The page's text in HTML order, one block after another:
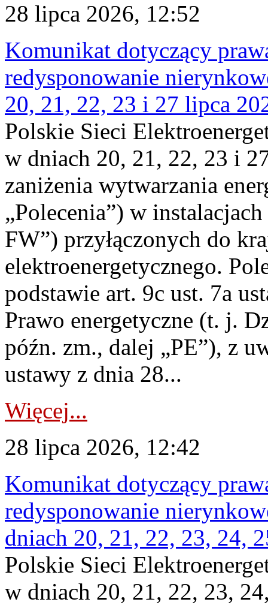
28 lipca 2026, 12:52
Komunikat dotyczący
redysponowanie
20, 21, 22, 23 i 27 lipca
Polskie Sieci
w dniach 20, 21, 22, 23 i
zaniżenia wytwarzania
„Polecenia”) w
FW”) przyłączonych do
elektroenergetycznego.
podstawie art. 9c ust. 7a
Prawo energetyczne (t. j.
późn. zm., dalej „PE”), z
ustawy z dnia 28...
Więcej...
28 lipca 2026, 12:42
Komunikat dotyczący
redysponowanie
dniach 20, 21, 22, 23, 24,
Polskie Sieci
w dniach 20, 21, 22, 23,